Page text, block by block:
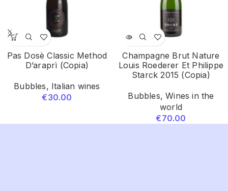
Pas Dosè Classic Method
D’araprì (Copia)
Bubbles, Italian wines
€30.00
Champagne Brut Nature
Louis Roederer Et Philippe
Starck 2015 (Copia)
Bubbles,Wines in the
world
€70.00